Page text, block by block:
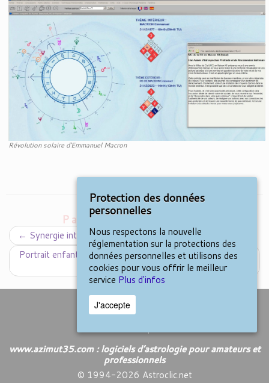
Révolution solaire d’Emmanuel Macron
Parcourir les billets
← Synergie interne des planètes
Portrait enfant, mieux comprendre la personnalité de votre
enfant→
Nous contacter
www.azimut35.com : logiciels d’astrologie pour amateurs et
professionnels
© 1994-2026 Astroclic.net
Protection des données
personnelles
Nous respectons la nouvelle
réglementation sur la protections des
données personnelles et utilisons des
cookies pour vous offrir le meilleur
service Plus d'infos
J'accepte